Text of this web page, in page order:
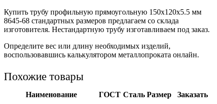
Купить трубу профильную прямоугольную 150х120х5.5 мм
8645-68 стандартных размеров предлагаем со склада
изготовителя. Нестандартную трубу изготавливаем под заказ.
Определите вес или длину необходимых изделий,
воспользовавшись калькулятором металлопроката онлайн.
Похожие товары
Наименование ГОСТ Сталь Размер
Заказать